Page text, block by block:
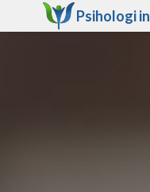
Psihologi in